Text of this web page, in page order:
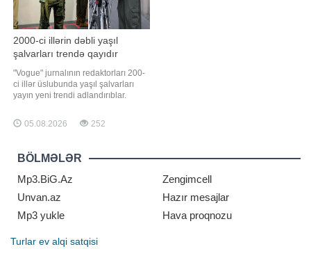
2000-ci illərin dəbli yaşıl
şalvarları trendə qayıdır
"Vogue" jurnalının redaktorları 200-
ci illər üslubunda yaşıl şalvarları
yayın yeni trendi adlandırıblar.
jurnalın rəsmi saytında məlumat
verilib. Dəbdə zeytun və xaki kimi
olacaq. Redaktorlar xüsusilə kargo
şalvarlarını ön
05.08.2026 252
BÖLMƏLƏR
Mp3.BiG.Az
Zengimcell
Unvan.az
Hazır mesajlar
Mp3 yukle
Hava proqnozu
Turlar ev alqi satqisi